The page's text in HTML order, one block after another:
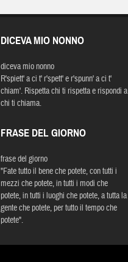
DICEVA MIO NONNO
diceva mio nonno
R'spiett' a ci t' r'spett' e r'spunn' a ci t'
chiam'. Rispetta chi ti rispetta e rispondi a
chi ti chiama.
FRASE DEL GIORNO
frase del giorno
"Fate tutto il bene che potete, con tutti i
mezzi che potete, in tutti i modi che
potete, in tutti i luoghi che potete, a tutta la
gente che potete, per tutto il tempo che
potete".